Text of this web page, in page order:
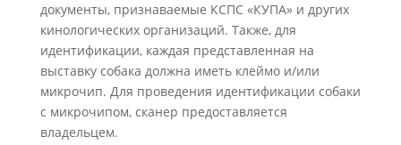
документы, признаваемые КСПС «КУПА» и других
кинологических организаций. Также, для
идентификации, каждая представленная на
выставку собака должна иметь клеймо и/или
микрочип. Для проведения идентификации собаки
с микрочипом, сканер предоставляется
владельцем.